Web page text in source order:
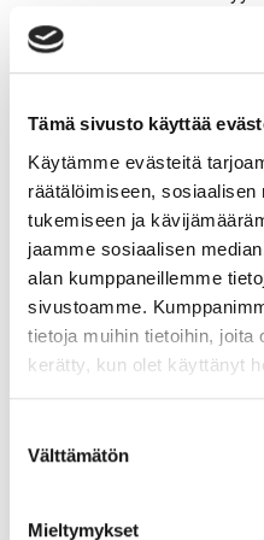
Tämä sivusto käyttää
Käytämme evästeitä
räätälöimiseen,
tukemiseen ja
jaamme sosiaalisen
alan kumppaneillemme
sivustoamme.
tietoja muihin tietoihin, joita
kerätty, kun olet käyttänyt
valinta
Välttämätön
Mieltymykset
henkilöt kokevat
voimakkaammin,
kosketus. Tämä voi
ympäristöissä.
Itsetunnon haasteet
Neuropsykiatrisista
henkilöt voivat
torjumista tai
vaikuttaa
Tämä saattaa lisätä
tai muun
Neuropsykiatristen
Digisairaala tarjoaa
niille, joilla on
voimme tarjota parasta